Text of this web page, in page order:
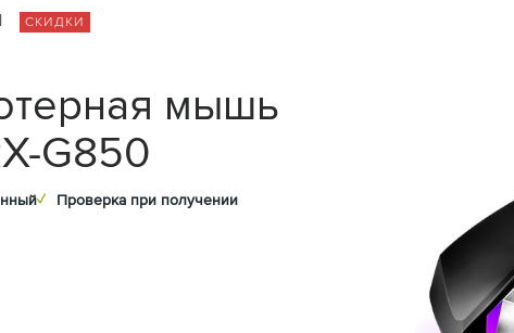
СКИДКИ
мышь
G850
✓ Проверка при получении